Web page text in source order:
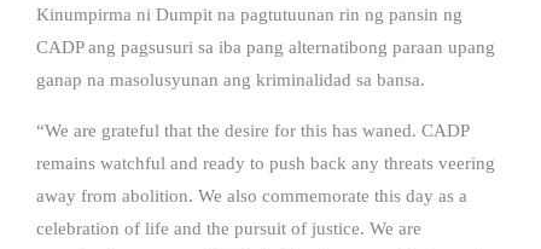
Kinumpirma ni Dumpit na pagtutuunan rin ng pansin ng
CADP ang pagsusuri sa iba pang alternatibong paraan upang
ganap na masolusyunan ang kriminalidad sa bansa.
“We are grateful that the desire for this has waned. CADP
remains watchful and ready to push back any threats veering
away from abolition. We also commemorate this day as a
celebration of life and the pursuit of justice. We are